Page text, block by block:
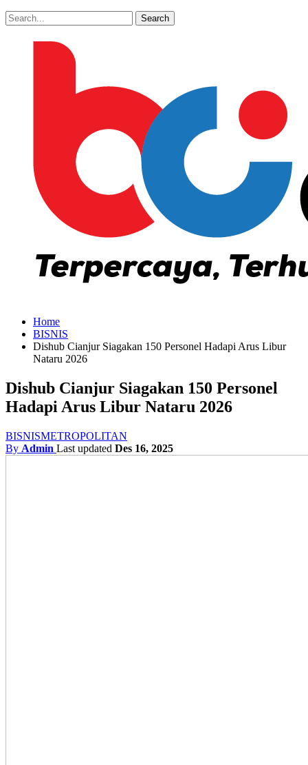
Home
BISNIS
Dishub Cianjur Siagakan 150 Personel Hadapi Arus Libur
Nataru 2026
Dishub Cianjur Siagakan 150 Personel
Hadapi Arus Libur Nataru 2026
BISNISMETROPOLITAN
By Admin Last updated Des 16, 2025